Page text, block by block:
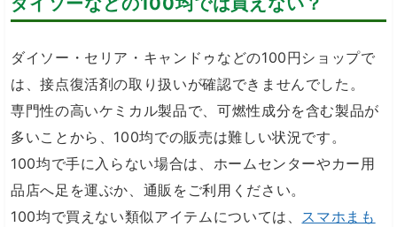
ダイソー・セリア・キャンドゥなどの100円ショップで
は、接点復活剤の取り扱いが確認できませんでした。
専門性の高いケミカル製品で、可燃性成分を含む製品が
多いことから、100均での販売は難しい状況です。
100均で手に入らない場合は、ホームセンターやカー用
品店へ足を運ぶか、通販をご利用ください。
100均で買えない類似アイテムについては、 スマホまも